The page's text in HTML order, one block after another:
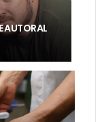
AUTORAL